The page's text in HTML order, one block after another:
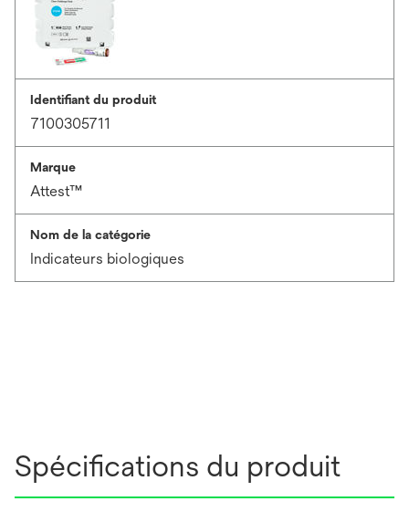
Identifiant du produit
7100305711
Marque
Attest™
Nom de la catégorie
Indicateurs biologiques
Spécifications du produit